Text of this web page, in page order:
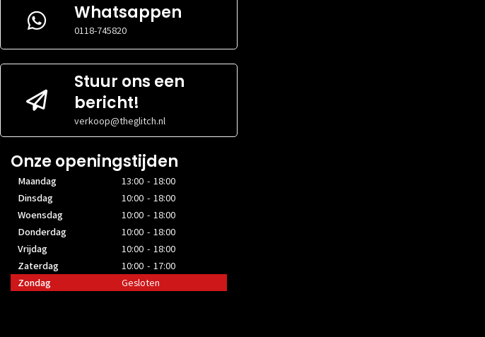
Whatsappen
0118-745820
Stuur ons een
bericht!
verkoop@theglitch.nl
Onze openingstijden
Maandag
13:00 - 18:00
Dinsdag
10:00 - 18:00
Woensdag
10:00 - 18:00
Donderdag
10:00 - 18:00
Vrijdag
10:00 - 18:00
Zaterdag
10:00 - 17:00
Zondag
Gesloten